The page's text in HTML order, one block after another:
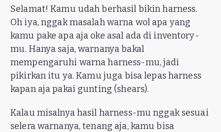
Selamat! Kamu udah berhasil bikin harness.
Oh iya, nggak masalah warna wol apa yang
kamu pake apa aja oke asal ada di inventory-
mu. Hanya saja, warnanya bakal
mempengaruhi warna harness-mu, jadi
pikirkan itu ya. Kamu juga bisa lepas harness
kapan aja pakai gunting (shears).
Kalau misalnya hasil harness-mu nggak sesuai
selera warnanya, tenang aja, kamu bisa